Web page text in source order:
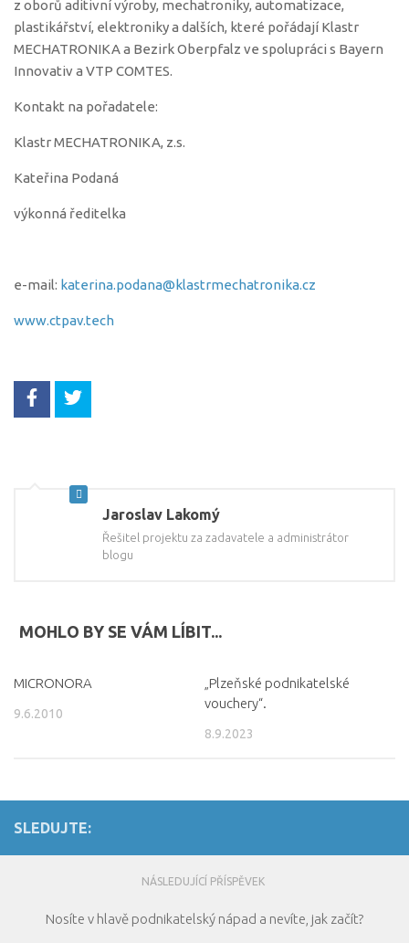
eKatalog VTP
Partneři
Kalendář akcí
Členství v SVTP ČR, z.s.
Kontakt
z oborů aditivní výroby, mechatroniky, automatizace,
plastikářství, elektroniky a dalších, které pořádají Klastr
MECHATRONIKA a Bezirk Oberpfalz ve spolupráci s Bayern
Innovativ a VTP COMTES.
Kontakt na pořadatele:
Klastr MECHATRONIKA, z.s.
Kateřina Podaná
výkonná ředitelka
e-mail: katerina.podana@klastrmechatronika.cz
www.ctpav.tech
Jaroslav Lakomý
Řešitel projektu za zadavatele a administrátor
blogu
MOHLO BY SE VÁM LÍBIT...
MICRONORA
9.6.2010
„Plzeňské podnikatelské
vouchery“.
8.9.2023
SLEDUJTE:
NÁSLEDUJÍCÍ PŘÍSPĚVEK
Nosíte v hlavě podnikatelský nápad a nevíte, jak začít?